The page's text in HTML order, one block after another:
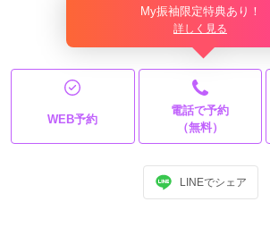
My振袖限定特典あり！
詳しく見る
WEB予約
電話で予約
（無料）
LINEでシェア